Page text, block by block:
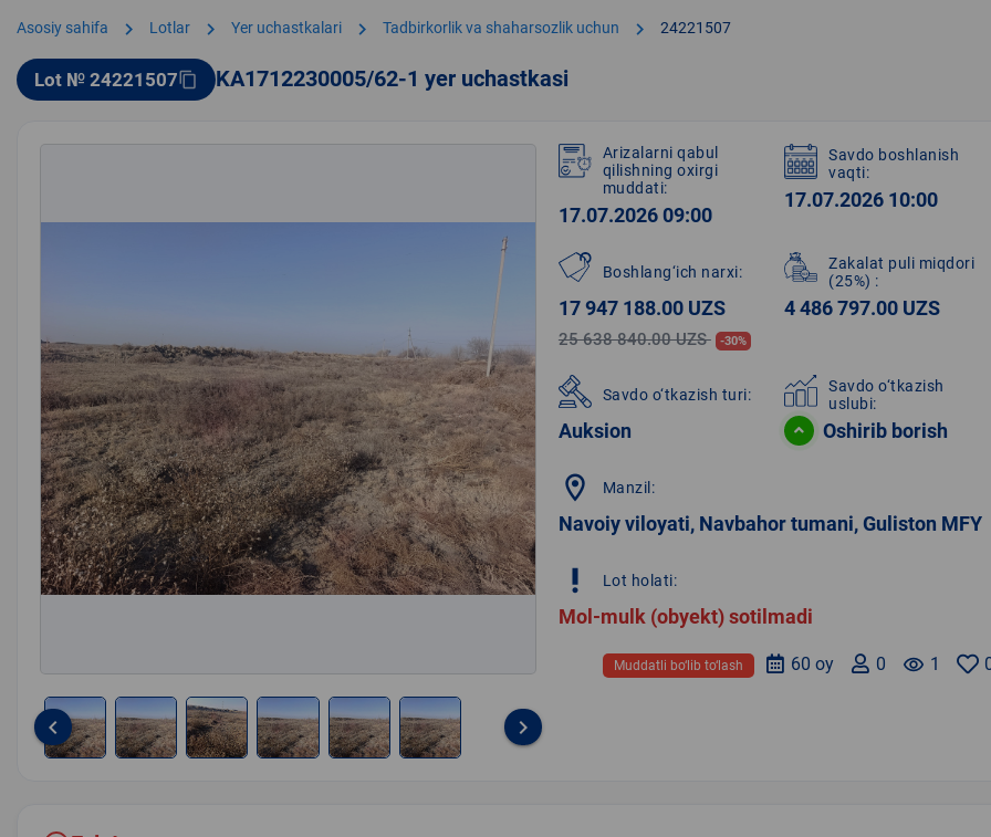
Asosiy sahifa chevron_right Lotlar chevron_right Yer uchastkalari chevron_right Tadbirkorlik va shaharsozlik uchun chevron_right 24221507
Lot № 24221507content_copy KA1712230005/62-1 yer uchastkasi
keyboard_arrow_left keyboard_arrow_right
Arizalarni qabul
qilishning oxirgi
muddati:
17.07.2026 09:00
Savdo boshlanish
vaqti:
17.07.2026 10:00
Boshlang‘ich narxi:
17 947 188.00 UZS
25 638 840.00 UZS -30%
Zakalat puli miqdori
(25%) :
4 486 797.00 UZS
Savdo o‘tkazish turi:
Auksion
Savdo o‘tkazish
uslubi:
Oshirib borish
location_on Manzil:
Navoiy viloyati, Navbahor tumani, Guliston MFY
priority_high Lot holati:
Mol-mulk (obyekt) sotilmadi
remove_red_eye 1
0
60 oy
Muddatli bo‘lib to‘lash